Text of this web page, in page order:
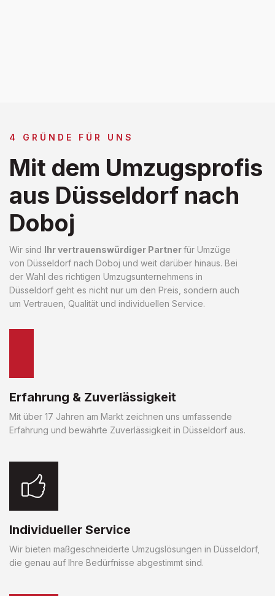
4 GRÜNDE FÜR UNS
Mit dem Umzugsprofis
aus Düsseldorf nach
Doboj
Wir sind Ihr vertrauenswürdiger Partnerfür Umzüge
von Düsseldorf nach Doboj und weit darüber hinaus. Bei
der Wahl des richtigen Umzugsunternehmens in
Düsseldorf geht es nicht nur um den Preis, sondern auch
um Vertrauen, Qualität und individuellen Service.
Erfahrung & Zuverlässigkeit
Mit über 17 Jahren am Markt zeichnen uns umfassende
Erfahrung und bewährte Zuverlässigkeit in Düsseldorf aus.
Individueller Service
Wir bieten maßgeschneiderte Umzugslösungen in Düsseldorf,
die genau auf Ihre Bedürfnisse abgestimmt sind.